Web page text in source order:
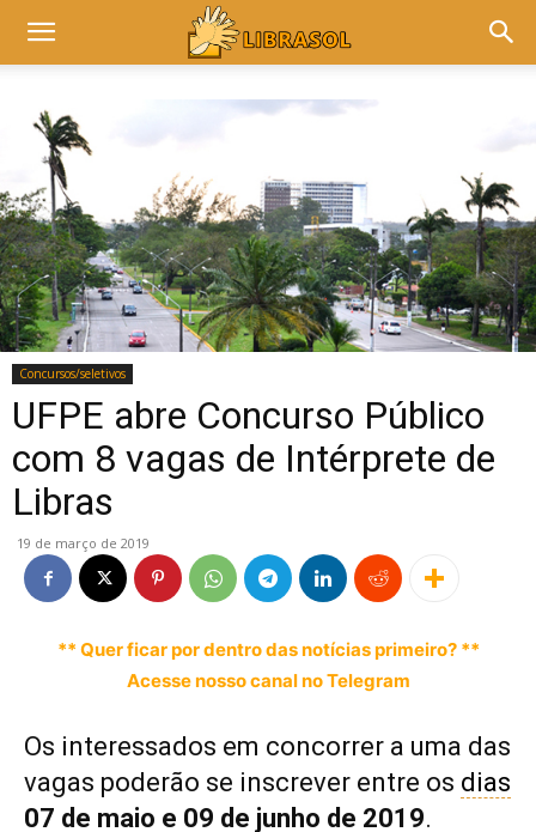
Concursos/seletivos
UFPE abre Concurso Público
com 8 vagas de Intérprete de
Libras
19 de março de 2019
** Quer ficar por dentro das notícias primeiro? **
Acesse nosso canal no Telegram
Os interessados em concorrer a uma das
vagas poderão se inscrever entre os dias
07 de maio e 09 de junho de 2019.